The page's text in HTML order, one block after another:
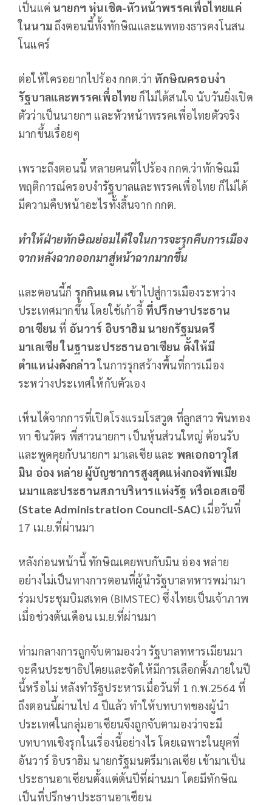
เป็นแค่ นายกฯ หุ่นเชิด-หัวหน้าพรรคเพื่อไทยแค่
ในนามถึงตอนนี้ทั้งทักษิณและแพทองธารคงโนสน
โนแคร์
ต่อให้ใครอยากไปร้อง กกต.ว่า ทักษิณครอบงำ
รัฐบาลและพรรคเพื่อไทยก็ไม่ได้สนใจ นับวันยิ่งเปิด
ตัวว่าเป็นนายกฯ และหัวหน้าพรรคเพื่อไทยตัวจริง
มากขึ้นเรื่อยๆ
เพราะถึงตอนนี้ หลายคนที่ไปร้อง กกต.ว่าทักษิณมี
พฤติการณ์ครอบงำรัฐบาลและพรรคเพื่อไทย ก็ไม่ได้
มีความคืบหน้าอะไรทั้งสิ้นจาก กกต.
ทำให้ฝ่ายทักษิณย่อมได้ใจในการจะรุกคืบการเมือง
จากหลังฉากออกมาสู่หน้าฉากมากขึ้น
และตอนนี้ก็ รุกกินแดน เข้าไปสู่การเมืองระหว่าง
ประเทศมากขึ้น โดยใช้เก้าอี้ ที่ปรึกษาประธาน
อาเซียน ที่ อันวาร์ อิบราฮิม นายกรัฐมนตรี
มาเลเซีย ในฐานะประธานอาเซียน ตั้งให้มี
ตำแหน่งดังกล่าวในการรุกสร้างพื้นที่การเมือง
ระหว่างประเทศให้กับตัวเอง
เห็นได้จากการที่เปิดโรงแรมโรสวูด ที่ลูกสาว พินทอง
ทา ชินวัตร พี่สาวนายกฯ เป็นหุ้นส่วนใหญ่ ต้อนรับ
และพูดคุยกับนายกฯ มาเลเซีย และ พลเอกอาวุโส
มิน อ่อง หล่าย ผู้บัญชาการสูงสุดแห่งกองทัพเมีย
นมาและประธานสภาบริหารแห่งรัฐ หรือเอสเอซี
(State Administration Council-SAC) เมื่อวันที่
17 เม.ย.ที่ผ่านมา
หลังก่อนหน้านี้ ทักษิณเคยพบกับมิน อ่อง หล่าย
อย่างไม่เป็นทางการตอนที่ผู้นำรัฐบาลทหารพม่ามา
ร่วมประชุมบิมสเทค (BIMSTEC) ซึ่งไทยเป็นเจ้าภาพ
เมื่อช่วงต้นเดือน เม.ย.ที่ผ่านมา
ท่ามกลางการถูกจับตามองว่า รัฐบาลทหารเมียนมา
จะคืนประชาธิปไตยและจัดให้มีการเลือกตั้งภายในปี
นี้หรือไม่ หลังทำรัฐประหารเมื่อวันที่ 1 ก.พ.2564 ที่
ถึงตอนนี้ผ่านไป 4 ปีแล้ว ทำให้บทบาทของผู้นำ
ประเทศในกลุ่มอาเซียนจึงถูกจับตามองว่าจะมี
บทบาทเชิงรุกในเรื่องนี้อย่างไร โดยเฉพาะในยุคที่
อันวาร์ อิบราฮิม นายกรัฐมนตรีมาเลเซีย เข้ามาเป็น
ประธานอาเซียนตั้งแต่ต้นปีที่ผ่านมา โดยมีทักษิณ
เป็นที่ปรึกษาประธานอาเซียน